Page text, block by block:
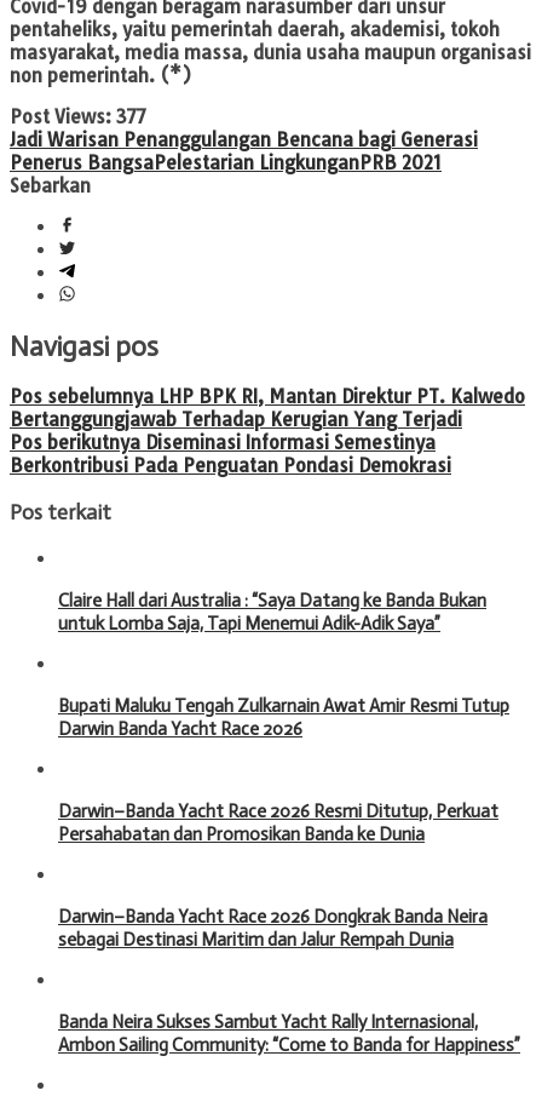
Covid-19 dengan beragam narasumber dari unsur
pentaheliks, yaitu pemerintah daerah, akademisi, tokoh
masyarakat, media massa, dunia usaha maupun organisasi
non pemerintah. (*)
Post Views: 377
Jadi Warisan Penanggulangan Bencana bagi Generasi
Penerus BangsaPelestarian LingkunganPRB 2021
Sebarkan
Navigasi pos
Pos sebelumnya LHP BPK RI, Mantan Direktur PT. Kalwedo
Bertanggungjawab Terhadap Kerugian Yang Terjadi
Pos berikutnya Diseminasi Informasi Semestinya
Berkontribusi Pada Penguatan Pondasi Demokrasi
Pos terkait
Claire Hall dari Australia : “Saya Datang ke Banda Bukan
untuk Lomba Saja, Tapi Menemui Adik-Adik Saya”
Bupati Maluku Tengah Zulkarnain Awat Amir Resmi Tutup
Darwin Banda Yacht Race 2026
Darwin–Banda Yacht Race 2026 Resmi Ditutup, Perkuat
Persahabatan dan Promosikan Banda ke Dunia
Darwin–Banda Yacht Race 2026 Dongkrak Banda Neira
sebagai Destinasi Maritim dan Jalur Rempah Dunia
Banda Neira Sukses Sambut Yacht Rally Internasional,
Ambon Sailing Community: “Come to Banda for Happiness”